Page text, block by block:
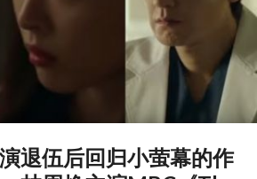
演退伍后回归小萤幕的作